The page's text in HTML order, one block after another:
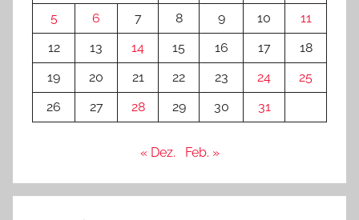
5
6 7 8 9 10
11
12
13 14 15 16 17
18
19
20 21 22 23 24
25
26
27 28 29 30 31
« Dez. Feb. »